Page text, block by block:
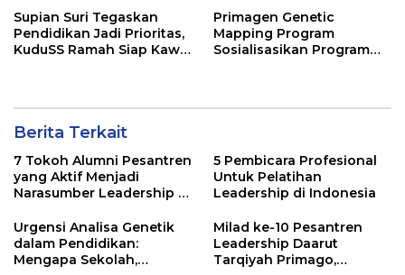
Pencegahan Dimulai dari
Keluarga
Supian Suri Tegaskan
Pendidikan Jadi Prioritas,
KuduSS Ramah Siap Kawal
Primagen Genetic
Mapping Program
Sosialisasikan Program
Berita Terkait
7 Tokoh Alumni Pesantren
yang Aktif Menjadi
Narasumber Leadership di
5 Pembicara Profesional
Untuk Pelatihan
Leadership di Indonesia
Urgensi Analisa Genetik
dalam Pendidikan:
Mengapa Sekolah,
Milad ke-10 Pesantren
Leadership Daarut
Tarqiyah Primago,